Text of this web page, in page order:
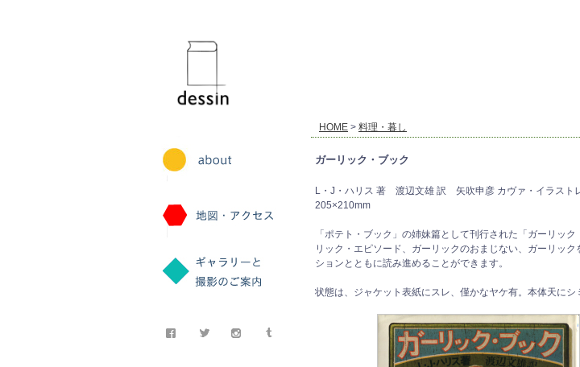
HOME > 料理・暮し
ガーリック・ブック
L・J・ハリス 著 渡辺文雄 訳 矢吹申彦 カヴァ・イラス
205×210mm
「ポテト・ブック」の姉妹篇として刊行された「ガーリッ
リック・エピソード、ガーリックのおまじない、ガーリッ
ションとともに読み進めることができます。
状態は、ジャケット表紙にスレ、僅かなヤケ有。本体天にシ